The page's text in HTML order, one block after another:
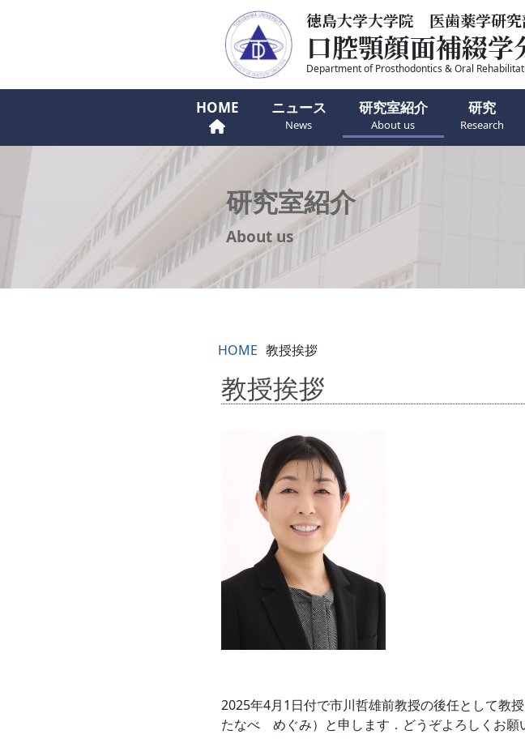
徳島大学大学院 医歯薬学研究
口腔顎顔面補綴学
Department of Prosthodontics & Oral
HOME ニュース
News
研究室紹介
About us
研究
Research
研究室紹介
About us
HOME 教授挨拶
教授挨拶
2025年4月1日付で市川哲雄前教授の後任として教
たなべ めぐみ）と申します．どうぞよろしくお願